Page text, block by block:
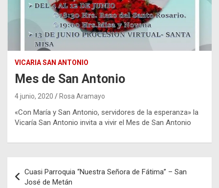
VICARIA SAN ANTONIO
Mes de San Antonio
4 junio, 2020 Rosa Aramayo
«Con María y San Antonio, servidores de la esperanza» la
Vicaría San Antonio invita a vivir el Mes de San Antonio
de
Cuasi Parroquia “Nuestra Señora de Fátima” – San
José de Metán